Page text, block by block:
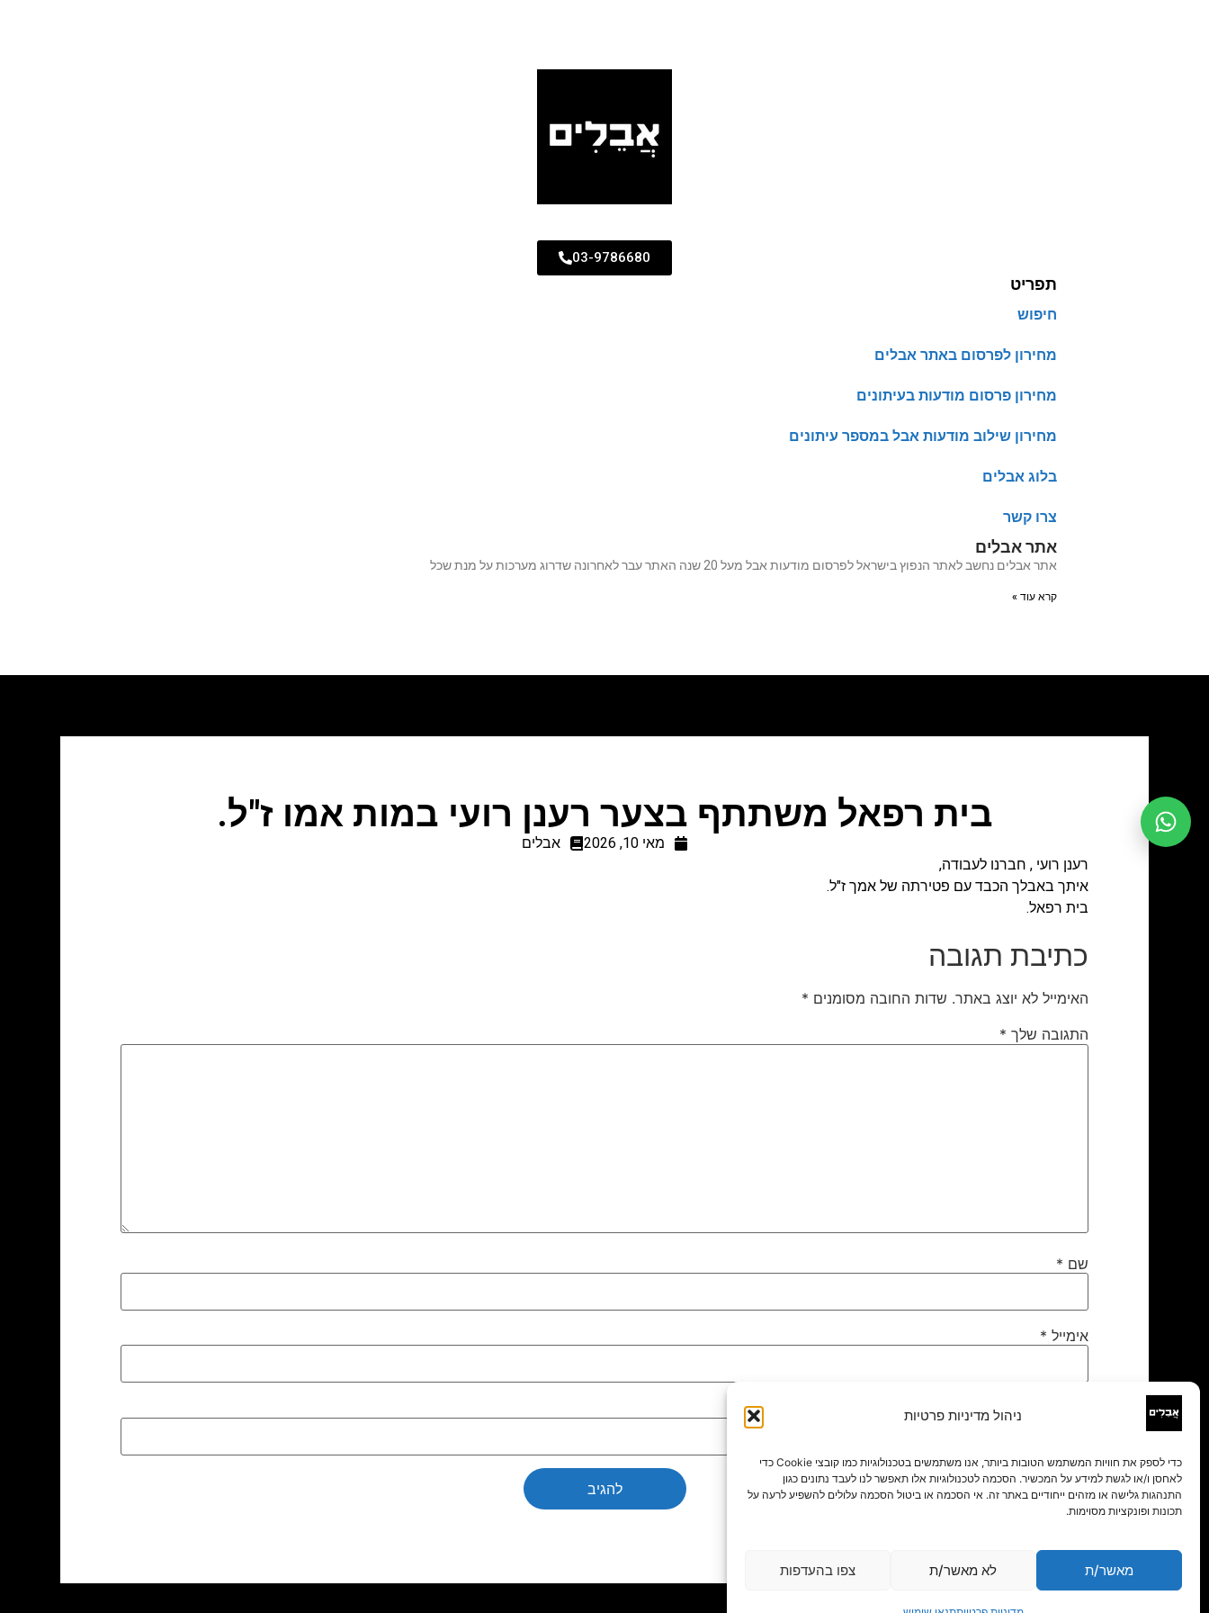
ניהול מדיניות פרטיות
כדי לספק את חוויות המשתמש הטובות ביותר, אנו משתמשים בטכנולוגיות כמו קובצי Cookie כדי
לאחסן ו/או לגשת למידע על המכשיר. הסכמה לטכנולוגיות אלו תאפשר לנו לעבד נתונים כגון
התנהגות גלישה או מזהים ייחודיים באתר זה. אי הסכמה או ביטול הסכמה עלולים להשפיע לרעה על
תכונות ופונקציות מסוימות.
מאשר/ת לא מאשר/ת צפו בהעדפות
03-9786680
תפריט
חיפוש
מחירון לפרסום באתר אבלים
מחירון פרסום מודעות בעיתונים
מחירון שילוב מודעות אבל במספר עיתונים
בלוג אבלים
צרו קשר
אתר אבלים
אתר אבלים נחשב לאתר הנפוץ בישראל לפרסום מודעות אבל מעל 20 שנה האתר עבר לאחרונה שדרוג מערכות על מנת שכל
קרא עוד »
בית רפאל משתתף בצער רענן רועי במות אמו ז"ל.
מאי 10, 2026
אבלים
רענן רועי , חברנו לעבודה,
איתך באבלך הכבד עם פטירתה של אמך ז"ל.
בית רפאל.
כתיבת תגובה
האימייל לא יוצג באתר. שדות החובה מסומנים *
התגובה שלך *
שם *
אימייל *